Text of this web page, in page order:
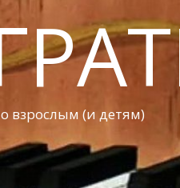
взрослым (и детям)